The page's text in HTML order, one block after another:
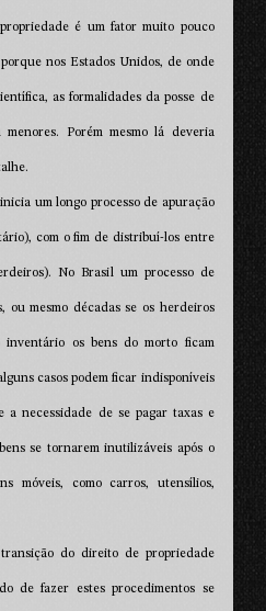
é um fator muito pouco
nos Estados Unidos, de onde
as formalidades da posse de
menores. Porém mesmo lá deveria
um longo processo de apuração
com o fim de distribuí-los entre
No Brasil um processo de
ou mesmo décadas se os herdeiros
os bens do morto ficam
casos podem ficar indisponíveis
a necessidade de se pagar taxas e
se tornarem inutilizáveis após o
móveis, como carros, utensílios,
do direito de propriedade
de fazer estes procedimentos se